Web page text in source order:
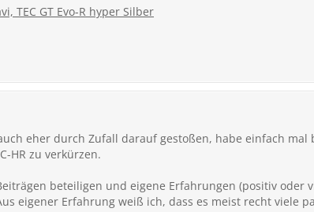
TEC GT Evo-R hyper Silber
eher durch Zufall darauf gestoßen, habe einfach mal
HR zu verkürzen.
beteiligen und eigene Erfahrungen (positiv oder
eigener Erfahrung weiß ich, dass es meist recht viele